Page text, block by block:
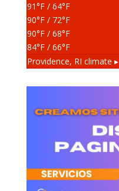
91°F/ 64°F
90°F/ 72°F
90°F/ 68°F
84°F/ 66°F
Providence, RI climate ▸